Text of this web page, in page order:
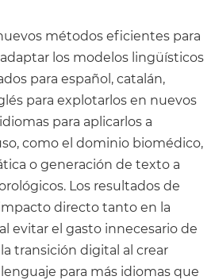
métodos eficientes para
los modelos lingüísticos
para español, catalán,
para explotarlos en nuevos
para aplicarlos a
como el dominio biomédico,
o generación de texto a
Los resultados de
directo tanto en la
evitar el gasto innecesario de
transición digital al crear
para más idiomas que